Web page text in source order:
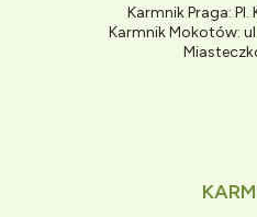
Karmnik Praga:
Karmnik Mokotów: